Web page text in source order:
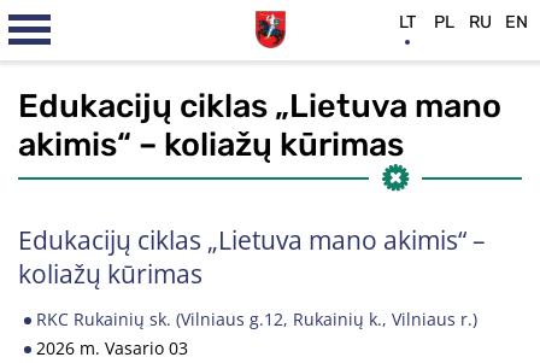
Edukacijų ciklas „Lietuva mano
akimis“ – koliažų kūrimas
Edukacijų ciklas „Lietuva mano akimis“ –
koliažų kūrimas
RKC Rukainių sk. (Vilniaus g.12, Rukainių k., Vilniaus r.)
2026 m. Vasario 03
LT PL RU EN